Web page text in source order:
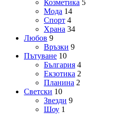
Козметика 5
Мода 14
Спорт 4
Храна 34
Любов 9
Връзки 9
Пътуване 10
България 4
Екзотика 2
Планина 2
Светски 10
Звезди 9
Шоу 1